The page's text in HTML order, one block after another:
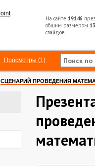
На сайте 19146
общим размером
слайдов
Просмотры (1)
СЦЕНАРИЙ ПРОВЕДЕНИЯ